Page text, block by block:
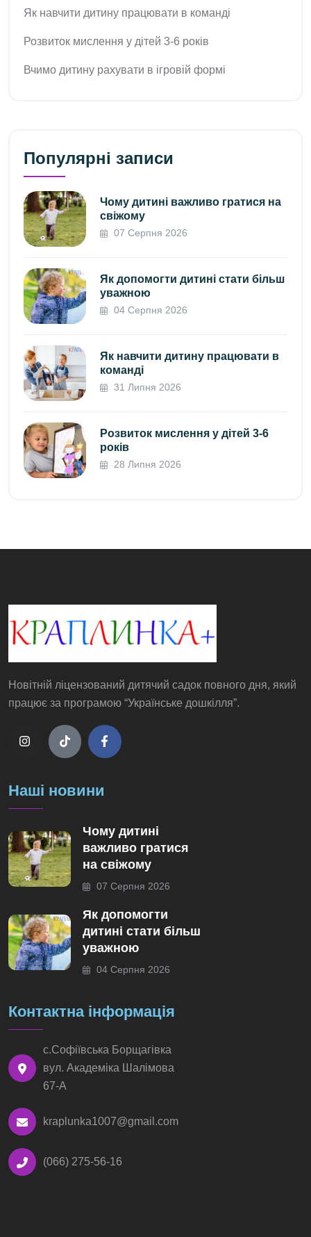
Як навчити дитину працювати в команді
Розвиток мислення у дітей 3-6 років
Вчимо дитину рахувати в ігровій формі
Популярні записи
Чому дитині важливо гратися на
свіжому
07 Серпня 2026
Як допомогти дитині стати більш
уважною
04 Серпня 2026
Як навчити дитину працювати в
команді
31 Липня 2026
Розвиток мислення у дітей 3-6
років
28 Липня 2026
Новітній ліцензований дитячий садок повного дня, який
працює за програмою “Українське дошкілля”.
Наші новини
Чому дитині
важливо гратися
на свіжому
07 Серпня 2026
Як допомогти
дитині стати більш
уважною
04 Серпня 2026
Контактна інформація
с.Софіївська Борщагівка
вул. Академіка Шалімова
67-А
kraplunka1007@gmail.com
(066) 275-56-16